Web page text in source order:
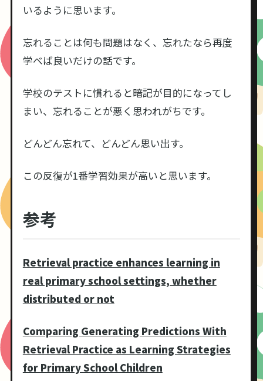
いるように思います。
忘れることは何も問題はなく、忘れたなら再度
学べば良いだけの話です。
学校のテストに慣れると暗記が目的になってし
まい、忘れることが悪く思われがちです。
どんどん忘れて、どんどん思い出す。
この反復が1番学習効果が高いと思います。
参考
Retrieval practice enhances learning in
real primary school settings, whether
distributed or not
Comparing Generating Predictions With
Retrieval Practice as Learning Strategies
for Primary School Children